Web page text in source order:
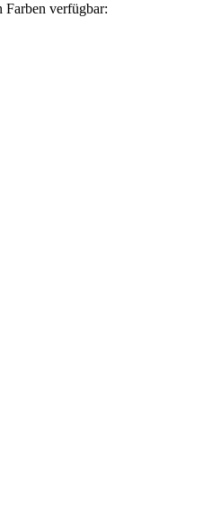
Farben verfügbar: